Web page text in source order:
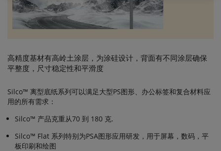
离
型
高精度基材有高岭土涂层，为涂硅设计，背面有不同涂层确保
平整度，尺寸稳定性和平滑度
Silco™ 离型底纸系列可以满足大型PS图形、办公标签和复合材料应
用的所有需求：
Silco™ 产品克重从70 到 180 克.
Silco™ Flat 系列特别为PSA图形应用研发，用于屏幕，数码，平
板印刷和绘图